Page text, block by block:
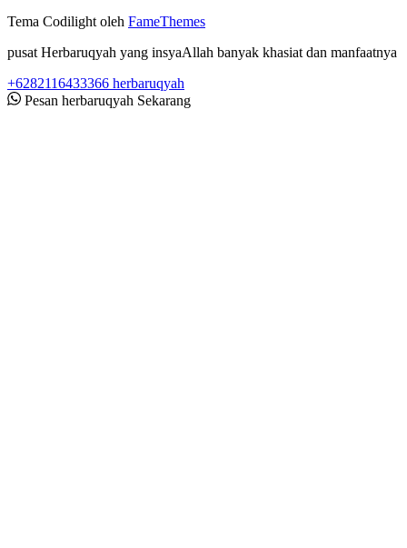
Tema Codilight oleh FameThemes
pusat Herbaruqyah yang insyaAllah banyak khasiat dan manfaatnya
+6282116433366 herbaruqyah
Pesan herbaruqyah Sekarang